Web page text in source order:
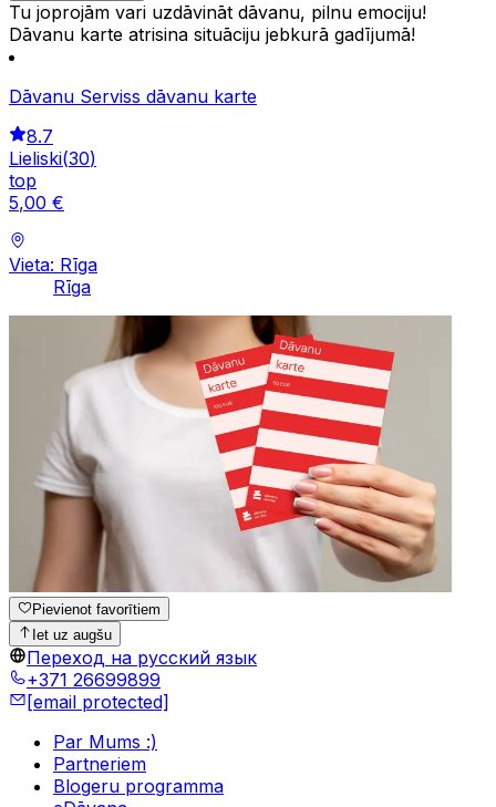
Tu joprojām vari uzdāvināt dāvanu, pilnu emociju!
Dāvanu karte atrisina situāciju jebkurā gadījumā!
Dāvanu Serviss dāvanu karte
8.7
Lieliski(30)
top
5,00 €
Vieta: Rīga
Rīga
Pievienot favorītiem
Iet uz augšu
Переход на русский язык
+371 26699899
[email protected]
Par Mums :)
Partneriem
Blogeru programma